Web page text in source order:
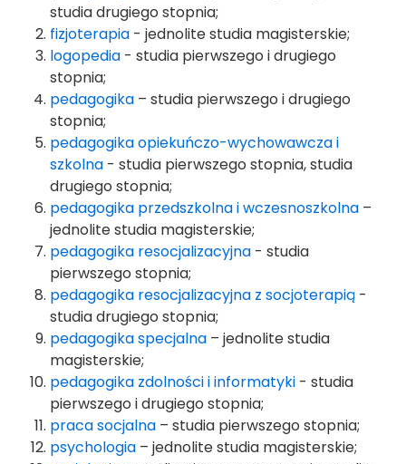
studia drugiego stopnia;
fizjoterapia - jednolite studia magisterskie;
logopedia - studia pierwszego i drugiego
stopnia;
pedagogika – studia pierwszego i drugiego
stopnia;
pedagogika opiekuńczo-wychowawcza i
szkolna - studia pierwszego stopnia, studia
drugiego stopnia;
pedagogika przedszkolna i wczesnoszkolna –
jednolite studia magisterskie;
pedagogika resocjalizacyjna - studia
pierwszego stopnia;
pedagogika resocjalizacyjna z socjoterapią -
studia drugiego stopnia;
pedagogika specjalna – jednolite studia
magisterskie;
pedagogika zdolności i informatyki - studia
pierwszego i drugiego stopnia;
praca socjalna – studia pierwszego stopnia;
psychologia – jednolite studia magisterskie;